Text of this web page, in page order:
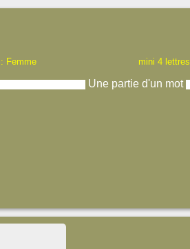
Femme mini 4 lettres
Une partie d'un mot